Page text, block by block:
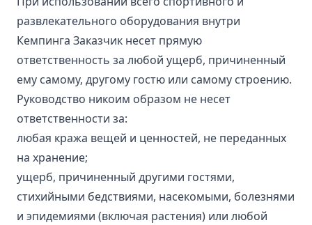
развлекательного оборудования внутри
Кемпинга Заказчик несет прямую
ответственность за любой ущерб, причиненный
ему самому, другому гостю или самому строению.
Руководство никоим образом не несет
ответственности за:
любая кража вещей и ценностей, не переданных
на хранение;
ущерб, причиненный другими гостями,
стихийными бедствиями, насекомыми, болезнями
и эпидемиями (включая растения) или любой